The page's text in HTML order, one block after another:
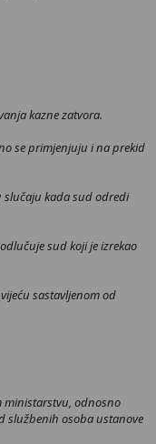
kazne zatvora.
se primjenjuju i na prekid
slučaju kada sud odredi
sud koji je izrekao
sastavljenom od
ministarstvu, odnosno
službenih osoba ustanove